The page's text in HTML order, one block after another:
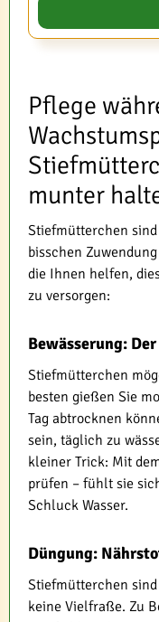
Pflege
munter
Stiefmütterchen
bisschen
die Ihnen helfen,
zu versorgen:
Bewässerung:
Stiefmütterchen
besten gießen Sie
Tag abtrocknen
sein, täglich zu
kleiner Trick: Mit
prüfen – fühlt sie
Schluck Wasser.
Düngung:
Stiefmütterchen
keine Vielfraße. Zu